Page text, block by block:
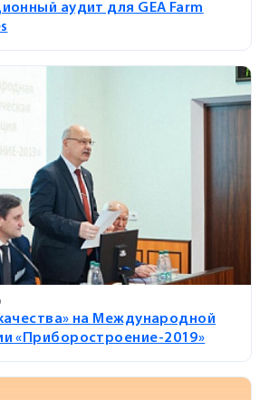
аудит для GEA Farm
на Международной
«Приборостроение-2019»